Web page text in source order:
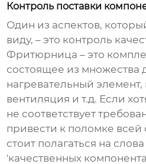
Контроль поставки
Один из аспектов,
виду, – это контроль
Фритюрница – это
состоящее из множества
нагревательный элемент,
вентиляция и т.д. Если
не соответствует
привести к поломке
стоит полагаться на
'качественных